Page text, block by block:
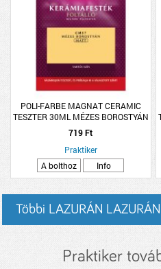
POLI-FARBE MAGNAT CERAMIC
TESZTER 30ML MÉZES BOROSTYÁN
CM37
719 Ft
Praktiker
A bolthoz
Info
Többi LAZURÁN
Praktiker